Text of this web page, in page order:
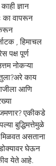
ज्ञान
का वापरून
, हिमाचल
पक्ष पूर्ण
नोकऱ्या
काय
आणि
एकीकडे
बुद्धिमत्तेमुळे
असताना
घेऊन
येते आहे.